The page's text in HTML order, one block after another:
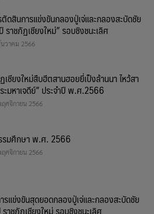
ดสินการแข่งขันกลองปู่เจ่และกลองสะบัดชัย
ราชภัฏเชียงใหม่” รอบชิงชนะเลิศ
วาคม 2566
เชียงใหม่สืบฮีตสานฮอยยี่เป็งล้านนา ไหว้สา
มหาเจดีย์” ประจำปี พ.ศ.2566
ศจิกายน 2566
รมศึกษา พ.ศ. 2566
ศจิกายน 2566
รแข่งขันสุดยอดกลองปู่เจ่และกลองสะบัดชัย
าชภัฏเชียงใหม่ รอบชิงชนะเลิศ